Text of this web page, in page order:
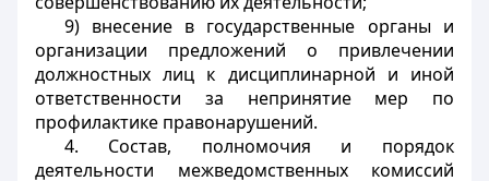
9) внесение в государственные органы и
организации предложений о привлечении
должностных лиц к дисциплинарной и иной
ответственности за непринятие мер по
профилактике правонарушений.
4. Состав, полномочия и порядок
деятельности межведомственных комиссий